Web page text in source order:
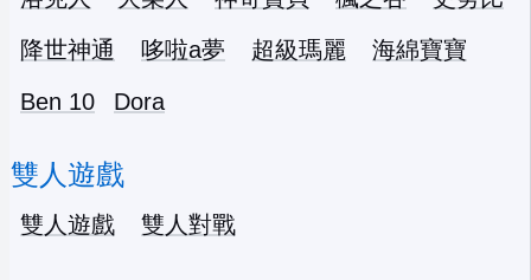
降世神通
哆啦a夢 超級瑪麗
海綿寶寶
Ben 10
Dora
雙人遊戲
雙人遊戲 雙人對戰